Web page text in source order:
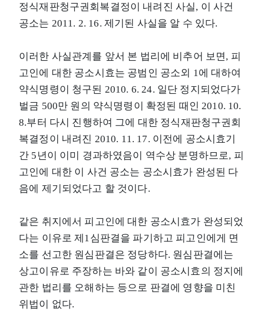
정식재판청구권회복결정이 내려진 사실, 이 사건
공소는 2011. 2. 16. 제기된 사실을 알 수 있다.
이러한 사실관계를 앞서 본 법리에 비추어 보면, 피
고인에 대한 공소시효는 공범인 공소외 1에 대하여
약식명령이 청구된 2010. 6. 24. 일단 정지되었다가
벌금 500만 원의 약식명령이 확정된 때인 2010. 10.
8.부터 다시 진행하여 그에 대한 정식재판청구권회
복결정이 내려진 2010. 11. 17. 이전에 공소시효기
간 5년이 이미 경과하였음이 역수상 분명하므로, 피
고인에 대한 이 사건 공소는 공소시효가 완성된 다
음에 제기되었다고 할 것이다.
같은 취지에서 피고인에 대한 공소시효가 완성되었
다는 이유로 제1심판결을 파기하고 피고인에게 면
소를 선고한 원심판결은 정당하다. 원심판결에는
상고이유로 주장하는 바와 같이 공소시효의 정지에
관한 법리를 오해하는 등으로 판결에 영향을 미친
위법이 없다.